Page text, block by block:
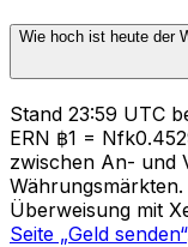
Wie hoch ist heute der
Stand 23:59 UTC
ERN ฿1 =
zwischen An- und
Überweisung mit
Seite „Geld senden“